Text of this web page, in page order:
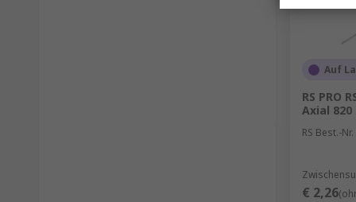
Auf
RS PRO
Axial
RS Best.-Nr.
€ 2,26